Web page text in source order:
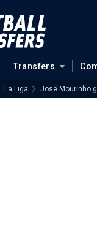
Transfers
La Liga José Mourinho